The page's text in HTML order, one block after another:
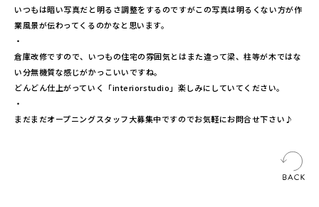
いつもは暗い写真だと明るさ調整をするのですがこの写真は明るくない方が作
業風景が伝わってくるのかなと思います。
・
倉庫改修ですので、いつもの住宅の雰囲気とはまた違って梁、柱等が木ではな
い分無機質な感じがかっこいいですね。
どんどん仕上がっていく「interiorstudio」楽しみにしていてください。
・
まだまだオープニングスタッフ大募集中ですのでお気軽にお問合せ下さい♪